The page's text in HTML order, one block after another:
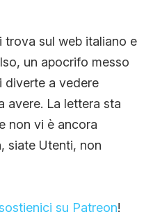
sul web italiano e
un apocrifo messo
diverte a vedere
avere. La lettera sta
non vi è ancora
siate Utenti, non
su Patreon!